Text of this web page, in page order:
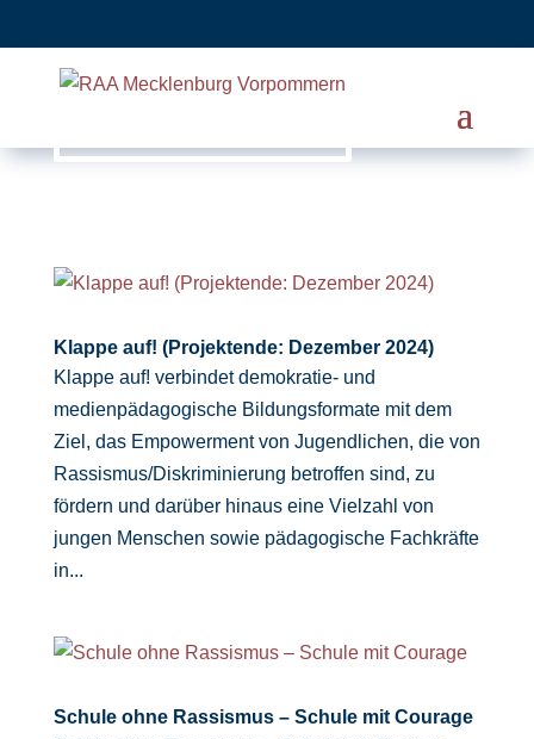
Klappe auf! (Projektende: Dezember 2024)
Klappe auf! verbindet demokratie- und
medienpädagogische Bildungsformate mit dem
Ziel, das Empowerment von Jugendlichen, die von
Rassismus/Diskriminierung betroffen sind, zu
fördern und darüber hinaus eine Vielzahl von
jungen Menschen sowie pädagogische Fachkräfte
in...
Schule ohne Rassismus – Schule mit Courage